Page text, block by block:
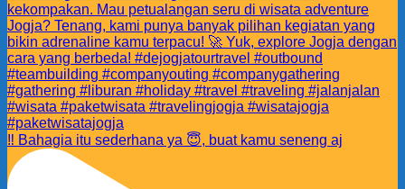
‼️ Bahagia itu sederhana ya 😇, buat kamu seneng aj